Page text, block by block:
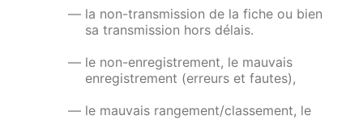
la non-transmission de la fiche ou bien
sa transmission hors délais.
le non-enregistrement, le mauvais
enregistrement (erreurs et fautes),
le mauvais rangement/classement, le